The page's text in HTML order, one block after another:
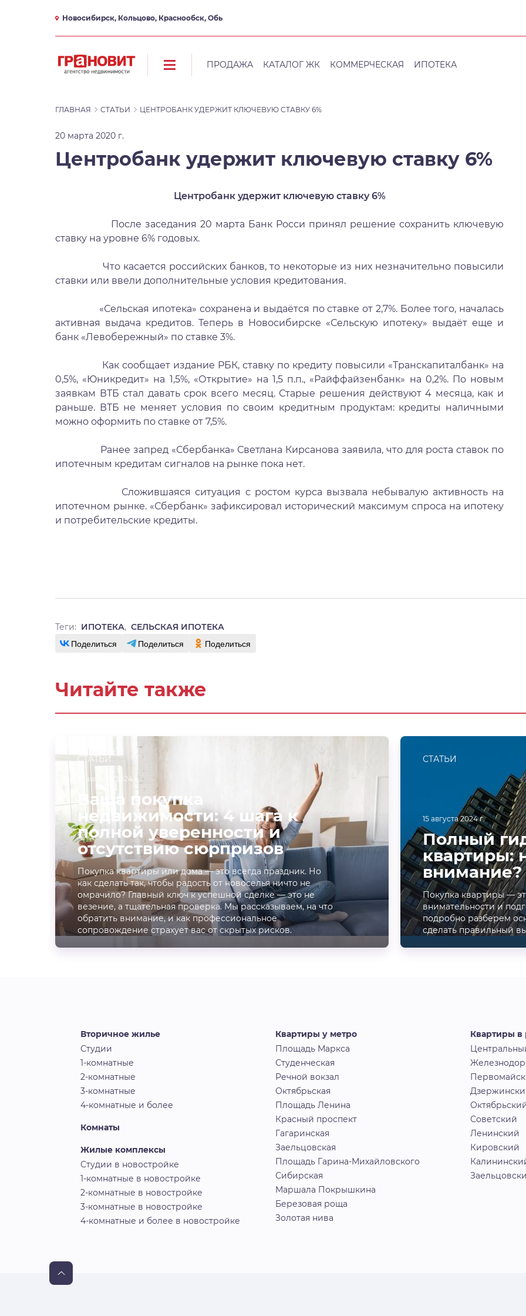
Новосибирск, Кольцово, Краснообск, Обь
ПРОДАЖА КАТАЛОГ ЖК КОММЕРЧЕСКАЯ ИПОТЕКА
ГЛАВНАЯ СТАТЬИ ЦЕНТРОБАНК УДЕРЖИТ КЛЮЧЕВУЮ СТАВКУ 6%
20 марта 2020 г.
Центробанк удержит ключевую ставку 6%
Центробанк удержит ключевую ставку 6%
После заседания 20 марта Банк Росси принял решение сохранить ключевую
ставку на уровне 6% годовых.
Что касается российских банков, то некоторые из них незначительно повысили
ставки или ввели дополнительные условия кредитования.
«Сельская ипотека» сохранена и выдаётся по ставке от 2,7%. Более того, началась
активная выдача кредитов. Теперь в Новосибирске «Сельскую ипотеку» выдаёт еще и
банк «Левобережный» по ставке 3%.
Как сообщает издание РБК, ставку по кредиту повысили «Транскапиталбанк» на
0,5%, «Юникредит» на 1,5%, «Открытие» на 1,5 п.п., «Райффайзенбанк» на 0,2%. По новым
заявкам ВТБ стал давать срок всего месяц. Старые решения действуют 4 месяца, как и
раньше. ВТБ не меняет условия по своим кредитным продуктам: кредиты наличными
можно оформить по ставке от 7,5%.
Ранее запред «Сбербанка» Светлана Кирсанова заявила, что для роста ставок по
ипотечным кредитам сигналов на рынке пока нет.
Сложившаяся ситуация с ростом курса вызвала небывалую активность на
ипотечном рынке. «Сбербанк» зафиксировал исторический максимум спроса на ипотеку
и потребительские кредиты.
Теги: ИПОТЕКА, СЕЛЬСКАЯ ИПОТЕКА
Поделиться Поделиться Поделиться
Читайте также
СТАТЬИ
15 августа 2024 г.
Ваша покупка
недвижимости: 4 шага к
полной уверенности и
отсутствию сюрпризов
Покупка квартиры или дома — это всегда праздник. Но
как сделать так, чтобы радость от новоселья ничто не
омрачило? Главный ключ к успешной сделке — это не
везение, а тщательная проверка. Мы рассказываем, на что
обратить внимание, и как профессиональное
сопровождение страхует вас от скрытых рисков.
СТАТЬИ
15 августа 2024 г.
Полный
квартиры:
внимание?
Покупка квартиры —
внимательности и
подробно разберем
сделать правильный
Вторичное жилье
Студии
1-комнатные
2-комнатные
3-комнатные
4-комнатные и более
Комнаты
Жилые комплексы
Студии в новостройке
1-комнатные в новостройке
2-комнатные в новостройке
3-комнатные в новостройке
4-комнатные и более в новостройке
Квартиры у метро
Площадь Маркса
Студенческая
Речной вокзал
Октябрьская
Площадь Ленина
Красный проспект
Гагаринская
Заельцовская
Площадь Гарина-Михайловского
Сибирская
Маршала Покрышкина
Березовая роща
Золотая нива
Квартиры в
Советский
Ленинский
Кировский